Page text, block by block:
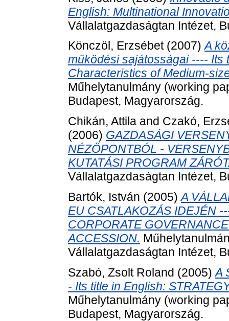
English: Multinational
Vállalatgazdaságtan Intézet,
Könczöl, Erzsébet(2007)A
működési sajátosságai ---- Its
Characteristics of Medium-
Műhelytanulmány (working
Budapest, Magyarország.
Chikán, Attila and Czakó,
(2006) GAZDASÁGI
NÉZŐPONTBÓL -
KUTATÁSI PROGRAM
Vállalatgazdaságtan Intézet,
Bartók, István (2005)A
EU CSATLAKOZÁS IDEJÉN
CORPORATE
ACCESSION.
Vállalatgazdaságtan Intézet,
Szabó, Zsolt Roland (2005)A
- Its title in English:
Műhelytanulmány (working
Budapest, Magyarország.